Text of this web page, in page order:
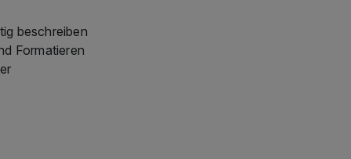
beschreiben
Formatieren